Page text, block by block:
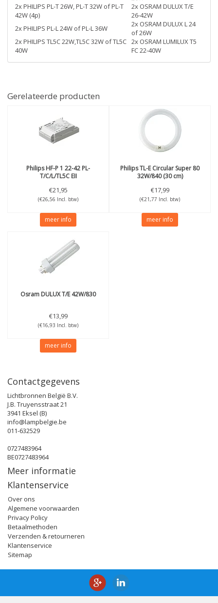
2x PHILIPS PL-T 26W, PL-T 32W of PL-T
42W (4p)
2x OSRAM DULUX T/E
26-42W
2x PHILIPS PL-L 24W of PL-L 36W
2x OSRAM DULUX L 24
of 26W
2x PHILIPS TL5C 22W,TL5C 32W of TL5C
40W
2x OSRAM LUMILUX T5
FC 22-40W
Gerelateerde producten
PhilipsHF-P 1 22-42 PL-
T/C/L/TL5C EII
€21,95
(€26,56 Incl. btw)
meer info
PhilipsTL-E Circular Super 80
32W/840 (30 cm)
€17,99
(€21,77 Incl. btw)
meer info
Osram DULUX T/E 42W/830
€13,99
(€16,93 Incl. btw)
meer info
Contactgegevens
Lichtbronnen België B.V.
J.B. Truyensstraat 21
3941 Eksel (B)
info@lampbelgie.be
011-632529
0727483964
BE0727483964
Meer informatie
Klantenservice
Over ons
Algemene voorwaarden
Privacy Policy
Betaalmethoden
Verzenden & retourneren
Klantenservice
Sitemap